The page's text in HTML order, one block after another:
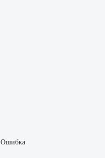
Ошибка